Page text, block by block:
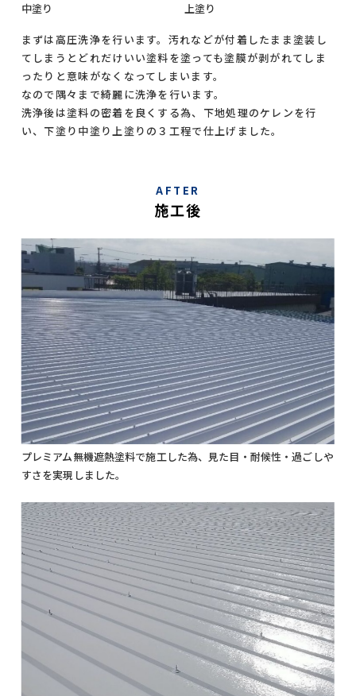
中塗り 上塗り
まずは高圧洗浄を行います。汚れなどが付着したまま塗装し
てしまうとどれだけいい塗料を塗っても塗膜が剥がれてしま
ったりと意味がなくなってしまいます。
なので隅々まで綺麗に洗浄を行います。
洗浄後は塗料の密着を良くする為、下地処理のケレンを行
い、下塗り中塗り上塗りの３工程で仕上げました。
AFTER
施工後
プレミアム無機遮熱塗料で施工した為、見た目・耐候性・過ごしや
すさを実現しました。